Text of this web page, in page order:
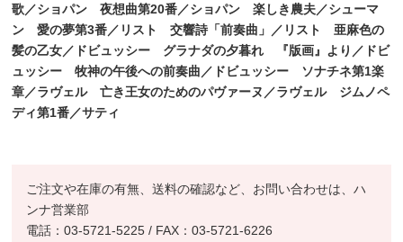
歌／ショパン 夜想曲第20番／ショパン 楽しき農夫／シューマ
ン 愛の夢第3番／ リスト 交響詩「前奏曲」／リスト 亜麻色の
髪の乙女／ドビュッシー グラナダの夕暮れ 『版画』より／ドビ
ュッシー 牧神の午後への前奏曲／ドビュッシー ソナチネ第1楽
章／ラヴェル 亡き王女のためのパヴァーヌ／ラヴェル ジムノペ
ディ第1番／サティ
ご注文や在庫の有無、送料の確認など、お問い合わせは、ハ
ンナ営業部
電話：03-5721-5225 / FAX：03-5721-6226